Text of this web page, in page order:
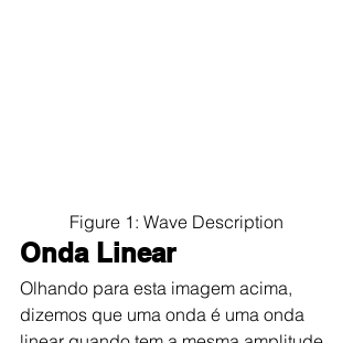
Figure 1: Wave Description
Onda Linear
Olhando para esta imagem acima,
dizemos que uma onda é uma onda